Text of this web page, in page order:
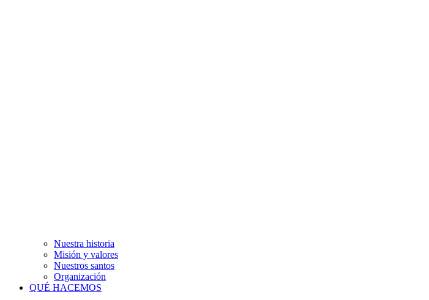
Nuestra historia
Misión y valores
Nuestros santos
Organización
QUÉ HACEMOS